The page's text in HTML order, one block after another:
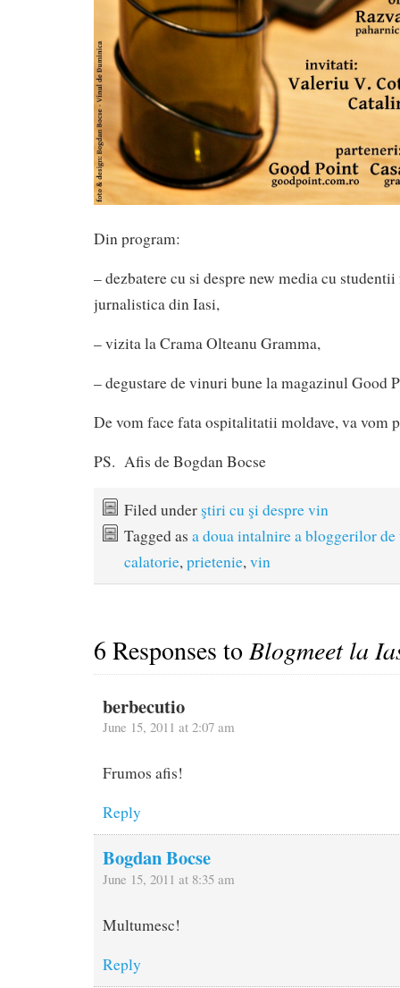
Din program:
– dezbatere cu si despre new media cu
jurnalistica din Iasi,
– vizita la Crama Olteanu Gramma,
– degustare de vinuri bune la magazinul Good
De vom face fata ospitalitatii moldave, va vom
PS. Afis de Bogdan Bocse
Filed under ştiri cu şi despre vin
Tagged as a doua intalnire a bloggerilor
calatorie,prietenie,vin
6 Responses toBlogmeet la
berbecutio
June 15, 2011 at 2:07 am
Frumos afis!
Reply
Bogdan Bocse
June 15, 2011 at 8:35 am
Multumesc!
Reply